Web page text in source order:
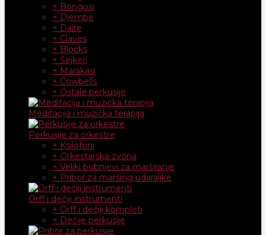
+ Bongosi
+ Djembe
+ Daire
+ Claves
+ Blocks
+ Šejkeri
+ Marakasi
+ Cowbells
+ Ostale perkusije
Meditacija i muzička terapija
Perkusije za orkestre
+ Ksilofoni
+ Orkestarska zvona
+ Veliki bubnjevi za marširanje
+ Pribor za maršing udaraljke
Orff i dečiji instrumenti
+ Orff i dečiji kompleti
+ Dečije perkusije